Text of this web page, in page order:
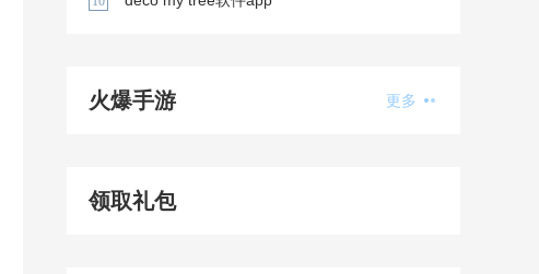
火爆手游 更多
领取礼包